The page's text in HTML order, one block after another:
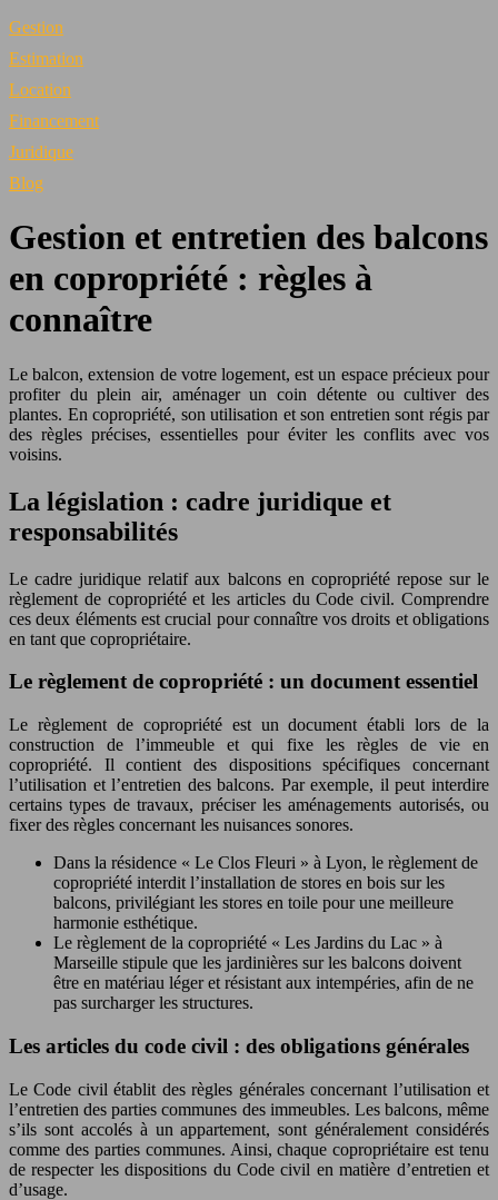
Gestion
Estimation
Location
Financement
Juridique
Blog
Gestion et entretien des balcons
en copropriété : règles à
connaître
Le balcon, extension de votre logement, est un espace précieux pour
profiter du plein air, aménager un coin détente ou cultiver des
plantes. En copropriété, son utilisation et son entretien sont régis par
des règles précises, essentielles pour éviter les conflits avec vos
voisins.
La législation : cadre juridique et
responsabilités
Le cadre juridique relatif aux balcons en copropriété repose sur le
règlement de copropriété et les articles du Code civil. Comprendre
ces deux éléments est crucial pour connaître vos droits et obligations
en tant que copropriétaire.
Le règlement de copropriété : un document essentiel
Le règlement de copropriété est un document établi lors de la
construction de l’immeuble et qui fixe les règles de vie en
copropriété. Il contient des dispositions spécifiques concernant
l’utilisation et l’entretien des balcons. Par exemple, il peut interdire
certains types de travaux, préciser les aménagements autorisés, ou
fixer des règles concernant les nuisances sonores.
Dans la résidence « Le Clos Fleuri » à Lyon, le règlement de
copropriété interdit l’installation de stores en bois sur les
balcons, privilégiant les stores en toile pour une meilleure
harmonie esthétique.
Le règlement de la copropriété « Les Jardins du Lac » à
Marseille stipule que les jardinières sur les balcons doivent
être en matériau léger et résistant aux intempéries, afin de ne
pas surcharger les structures.
Les articles du code civil : des obligations générales
Le Code civil établit des règles générales concernant l’utilisation et
l’entretien des parties communes des immeubles. Les balcons, même
s’ils sont accolés à un appartement, sont généralement considérés
comme des parties communes. Ainsi, chaque copropriétaire est tenu
de respecter les dispositions du Code civil en matière d’entretien et
d’usage.